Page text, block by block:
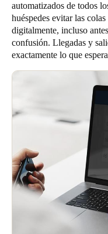
Español
Guardar la nueva
automatizados de todos
huéspedes evitar las
digitalmente, incluso
confusión. Llegadas y
exactamente lo que